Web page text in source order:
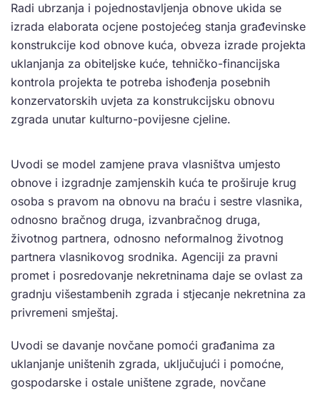
Radi ubrzanja i pojednostavljenja obnove ukida se
izrada elaborata ocjene postojećeg stanja građevinske
konstrukcije kod obnove kuća, obveza izrade projekta
uklanjanja za obiteljske kuće, tehničko-financijska
kontrola projekta te potreba ishođenja posebnih
konzervatorskih uvjeta za konstrukcijsku obnovu
zgrada unutar kulturno-povijesne cjeline.
Uvodi se model zamjene prava vlasništva umjesto
obnove i izgradnje zamjenskih kuća te proširuje krug
osoba s pravom na obnovu na braću i sestre vlasnika,
odnosno bračnog druga, izvanbračnog druga,
životnog partnera, odnosno neformalnog životnog
partnera vlasnikovog srodnika. Agenciji za pravni
promet i posredovanje nekretninama daje se ovlast za
gradnju višestambenih zgrada i stjecanje nekretnina za
privremeni smještaj.
Uvodi se davanje novčane pomoći građanima za
uklanjanje uništenih zgrada, uključujući i pomoćne,
gospodarske i ostale uništene zgrade, novčane